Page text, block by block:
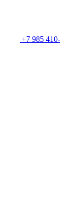
+7 985 410-